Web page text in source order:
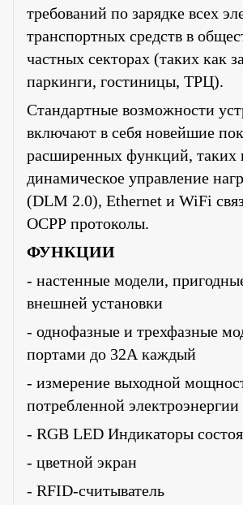
требований по зарядке всех
транспортных средств в
частных секторах (таких как
паркинги, гостиницы, ТРЦ).
Стандартные возможности
включают в себя новейшие
расширенных функций, таких
динамическое управление
(DLM 2.0), Ethernet и WiFi
OCPP протоколы.
ФУНКЦИИ
- настенные модели,
внешней установки
- однофазные и трехфазные
портами до 32А каждый
- измерение выходной
потребленной электроэнергии
- RGB LED Индикаторы
- цветной экран
- RFID-считыватель